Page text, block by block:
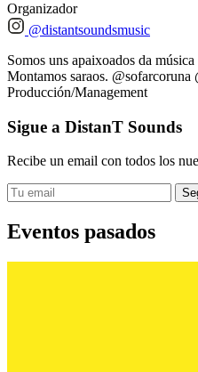
Organizador
@distantsoundsmusic
Somos uns apaixoados da
Montamos saraos. @sofarcoruna
Producción/Management
Sigue a DistanT Sounds
Recibe un email con todos los
Eventos pasados